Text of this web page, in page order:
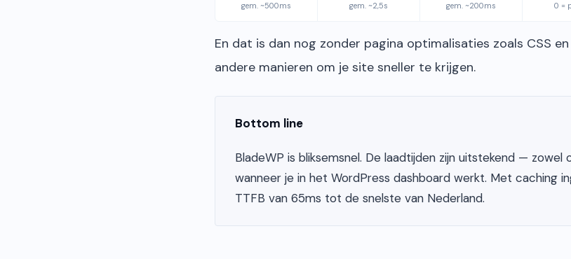
gem. ~500ms gem. ~2,5s gem. ~200ms 0 =
En dat is dan nog zonder pagina optimalisaties zoals CSS
andere manieren om je site sneller te krijgen.
Bottom line
BladeWP is bliksemsnel. De laadtijden zijn uitstekend — zowel
wanneer je in het WordPress dashboard werkt. Met caching
TTFB van 65ms tot de snelste van Nederland.